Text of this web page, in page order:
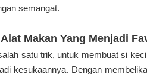
semangat.
Makan Yang Menjadi
satu trik, untuk membuat si
kesukaannya. Dengan